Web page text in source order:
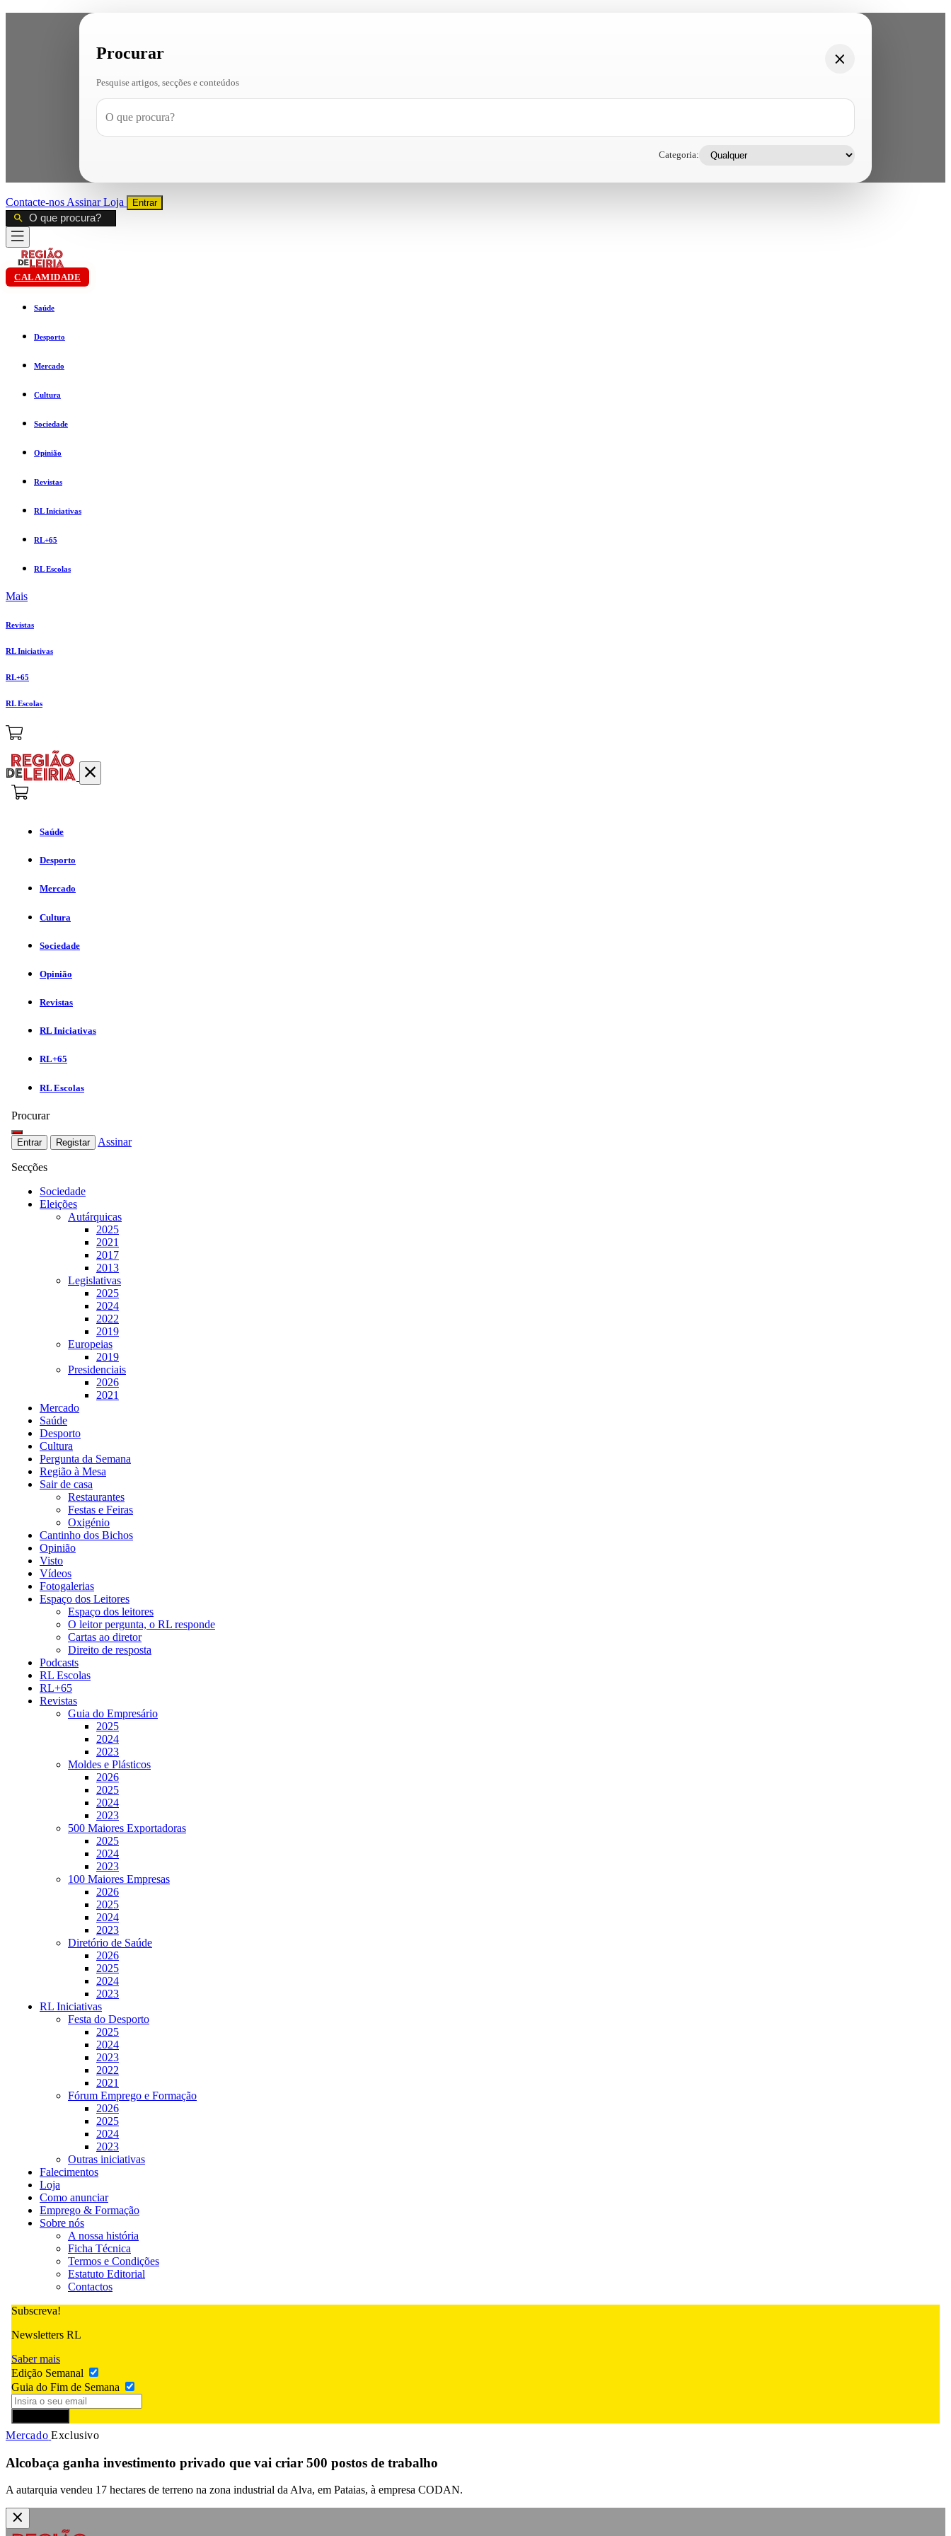
Procurar
Pesquise artigos, secções e conteúdos
Categoria:
Contacte-nos AssinarLoja Entrar
CALAMIDADE
Saúde
Desporto
Mercado
Cultura
Sociedade
Opinião
Revistas
RL Iniciativas
RL+65
RL Escolas
Mais
Revistas
RL Iniciativas
RL+65
RL Escolas
Saúde
Desporto
Mercado
Cultura
Sociedade
Opinião
Revistas
RL Iniciativas
RL+65
RL Escolas
Procurar
Entrar Registar Assinar
Secções
Sociedade
Eleições
Autárquicas
2025
2021
2017
2013
Legislativas
2025
2024
2022
2019
Europeias
2019
Presidenciais
2026
2021
Mercado
Saúde
Desporto
Cultura
Pergunta da Semana
Região à Mesa
Sair de casa
Restaurantes
Festas e Feiras
Oxigénio
Cantinho dos Bichos
Opinião
Visto
Vídeos
Fotogalerias
Espaço dos Leitores
Espaço dos leitores
O leitor pergunta, o RL responde
Cartas ao diretor
Direito de resposta
Podcasts
RL Escolas
RL+65
Revistas
Guia do Empresário
2025
2024
2023
Moldes e Plásticos
2026
2025
2024
2023
500 Maiores Exportadoras
2025
2024
2023
100 Maiores Empresas
2026
2025
2024
2023
Diretório de Saúde
2026
2025
2024
2023
RL Iniciativas
Festa do Desporto
2025
2024
2023
2022
2021
Fórum Emprego e Formação
2026
2025
2024
2023
Outras iniciativas
Falecimentos
Loja
Como anunciar
Emprego & Formação
Sobre nós
A nossa história
Ficha Técnica
Termos e Condições
Estatuto Editorial
Contactos
Subscreva!
Newsletters RL
Saber mais
Edição Semanal
Guia do Fim de Semana
Mercado Exclusivo
Alcobaça ganha investimento privado que vai criar 500 postos de trabalho
A autarquia vendeu 17 hectares de terreno na zona industrial da Alva, em Pataias, à empresa CODAN.